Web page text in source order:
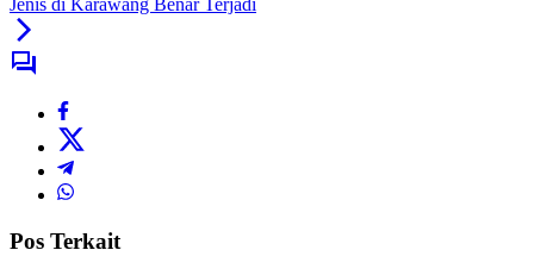
Jenis di Karawang Benar Terjadi
Pos Terkait